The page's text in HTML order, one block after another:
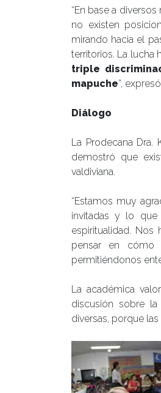
“En base a
no existen
mirando hacia el
territorios. La lucha
triple
mapuche”,
Diálogo
La Prodecana
demostró que
valdiviana.
“Estamos muy
invitadas y lo que
espiritualidad.
pensar en cómo
permitiéndonos
La académica
discusión sobre
diversas, porque